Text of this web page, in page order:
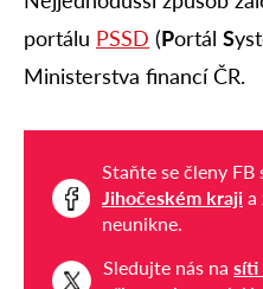
portálu PSSD (Portál S
Ministerstva financí ČR.
Staňte se členy FB
Jihočeském kraji a
neunikne.
Sledujte nás na síti